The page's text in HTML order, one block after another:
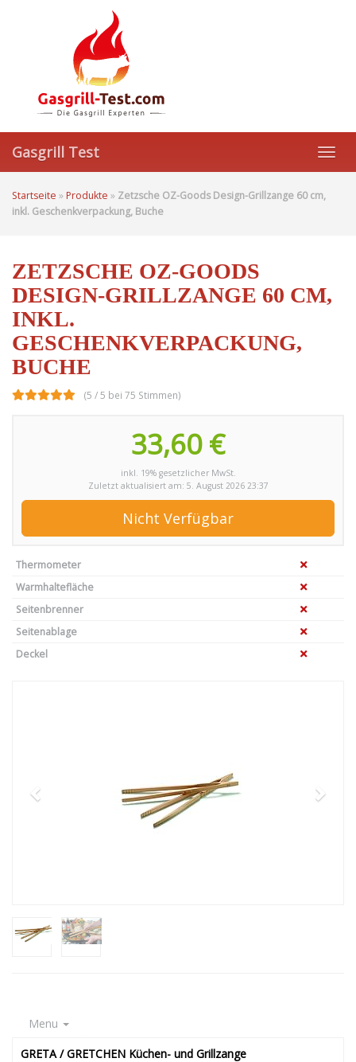
Gasgrill Test
Startseite » Produkte » Zetzsche OZ-Goods Design-Grillzange 60 cm,
inkl. Geschenkverpackung, Buche
ZETZSCHE OZ-GOODS
DESIGN-GRILLZANGE 60 CM,
INKL.
GESCHENKVERPACKUNG,
BUCHE
(5 / 5 bei 75 Stimmen)
33,60 €
inkl. 19% gesetzlicher MwSt.
Zuletzt aktualisiert am: 5. August 2026 23:37
Nicht Verfügbar
Thermometer
Warmhaltefläche
Seitenbrenner
Seitenablage
Deckel
Menu
GRETA / GRETCHEN Küchen- und Grillzange